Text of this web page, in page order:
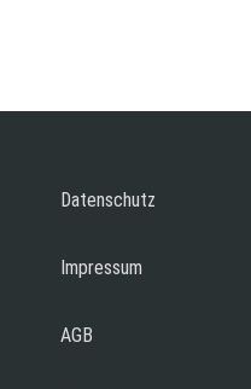
Datenschutz
Impressum
AGB